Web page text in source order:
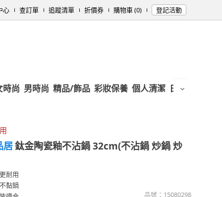
心 查訂單 追蹤清單 折價券 購物車 (0) 登記活動
時尚 男時尚 精品/飾品 彩妝保養 個人清潔 日用/紙品
居鈦金陶瓷釉不沾鍋 32cm(不沾鍋 炒鍋 炒
耐用
黏鍋
品號： 15080298